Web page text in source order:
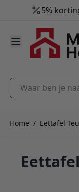
5%
Ga naar de inhoud
Waar ben je naar
Home / Eettafel